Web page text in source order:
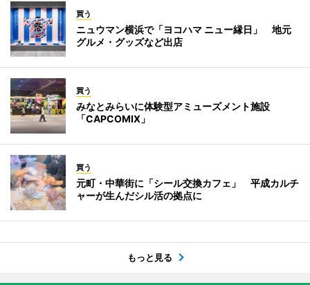
買う
ニュウマン横浜で「ヨコハマ ニュー縁日」 地元
グルメ・グッズなど出店
買う
みなとみらいに体験型アミューズメント施設
「CAPCOMIX」
買う
元町・中華街に「シール交換カフェ」 平成カルチ
ャーが生んだシル活の拠点に
もっと見る